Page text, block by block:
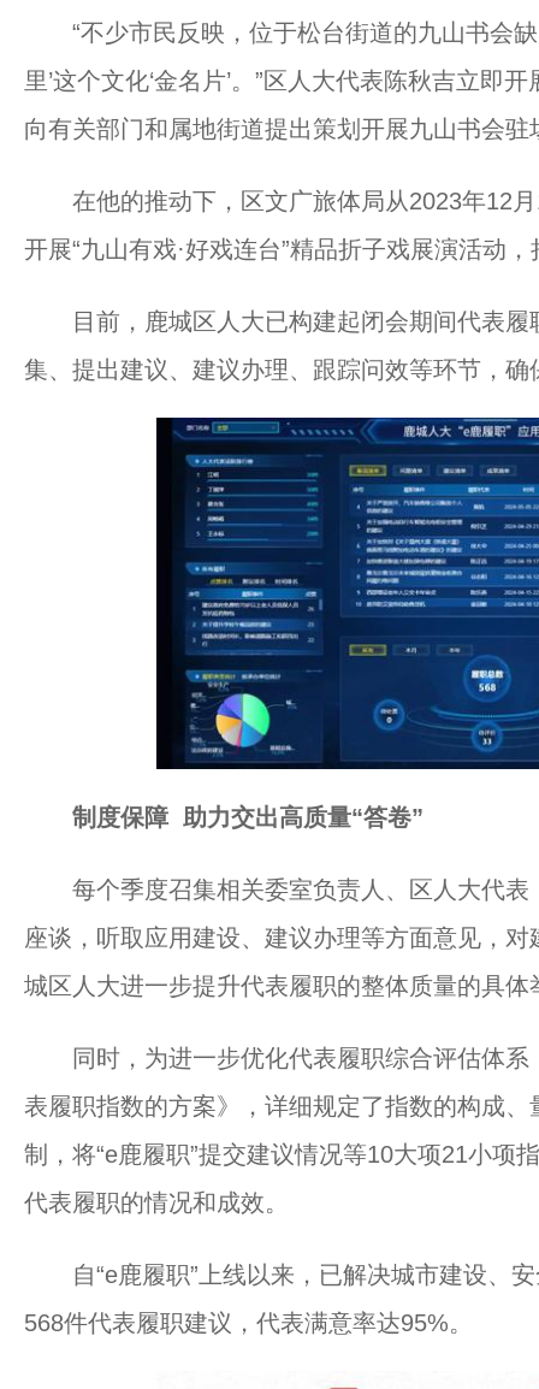
“不少市民反映，位于松台街道的九山书会缺
里’这个文化‘金名片’。”区人大代表陈秋吉立即
向有关部门和属地街道提出策划开展九山书会
在他的推动下，区文广旅体局从2023年12月
开展“九山有戏·好戏连台”精品折子戏展演活动
目前，鹿城区人大已构建起闭会期间代表履
集、提出建议、建议办理、跟踪问效等环节，
制度保障 助力交出高质量“答卷”
每个季度召集相关委室负责人、区人大代表
座谈，听取应用建设、建议办理等方面意见，
城区人大进一步提升代表履职的整体质量的具体
同时，为进一步优化代表履职综合评估体系
表履职指数的方案》，详细规定了指数的构成
制，将“e鹿履职”提交建议情况等10大项21小项
代表履职的情况和成效。
自“e鹿履职”上线以来，已解决城市建设、安
568件代表履职建议，代表满意率达95%。